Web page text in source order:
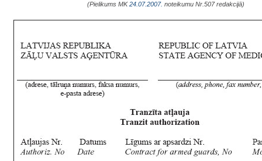
(Pielikums MK24.07.2007. noteikumu Nr.507 redakcijā)